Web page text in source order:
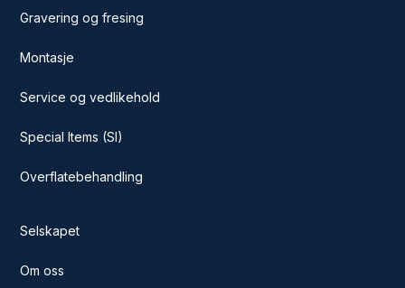
Gravering og fresing
Montasje
Service og vedlikehold
Special Items (SI)
Overflatebehandling
Selskapet
Om oss